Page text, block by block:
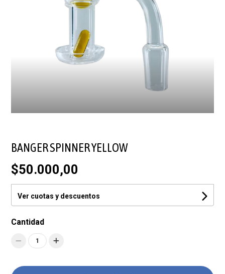
BANGER SPINNER YELLOW
$50.000,00
Ver cuotas y descuentos
Cantidad
1